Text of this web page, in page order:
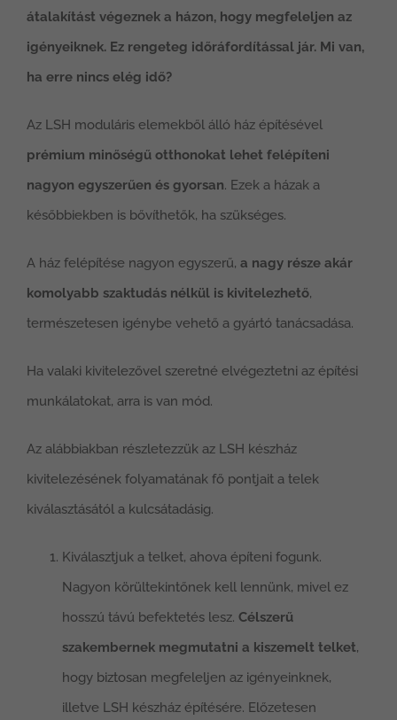
átalakítást végeznek a házon, hogy megfeleljen az
igényeiknek. Ez rengeteg időráfordítással jár. Mi van,
ha erre nincs elég idő?
Az LSH moduláris elemekből álló ház építésével
prémium minőségű otthonokat lehet felépíteni
nagyon egyszerűen és gyorsan. Ezek a házak a
későbbiekben is bővíthetők, ha szükséges.
A ház felépítése nagyon egyszerű, a nagy része akár
komolyabb szaktudás nélkül is kivitelezhető,
természetesen igénybe vehető a gyártó tanácsadása.
Ha valaki kivitelezővel szeretné elvégeztetni az építési
munkálatokat, arra is van mód.
Az alábbiakban részletezzük az LSH készház
kivitelezésének folyamatának fő pontjait a telek
kiválasztásától a kulcsátadásig.
Kiválasztjuk a telket, ahova építeni fogunk.
Nagyon körültekintőnek kell lennünk, mivel ez
hosszú távú befektetés lesz. Célszerű
szakembernek megmutatni a kiszemelt telket,
hogy biztosan megfeleljen az igényeinknek,
illetve LSH készház építésére. Előzetesen